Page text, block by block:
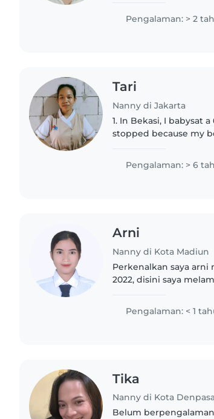
Pengalaman: > 2
Tari
Nanny di Jakarta
1. In Bekasi, I babysat
stopped because my
Pengalaman: > 6
Arni
Nanny di Kota Madiun
Perkenalkan saya arni
2022, disini saya
Pengalaman: < 1
Tika
Nanny di Kota
Belum